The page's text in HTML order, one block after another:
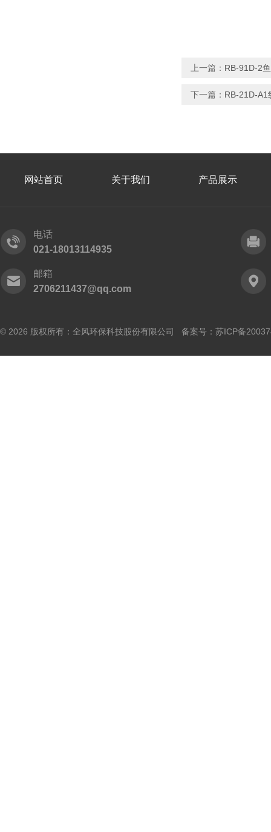
上一篇： RB-91D-2
下一篇： RB-21D-A1
网站首页 关于我们 产品展示
电话
021-18013114935
邮箱
2706211437@qq.com
© 2026 版权所有：全风环保科技股份有限公司 备案号： 苏ICP备